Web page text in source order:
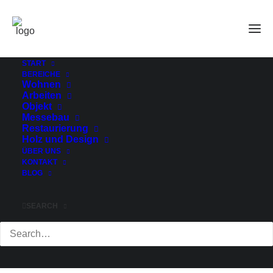
START
BEREICHE
Wohnen
Arbeiten
Objekt
Messebau
Restaurierung
Holz und Design
ÜBER UNS
KONTAKT
BLOG